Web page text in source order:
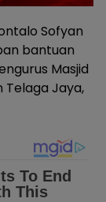
Sofyan
bantuan
Masjid
Telaga Jaya,